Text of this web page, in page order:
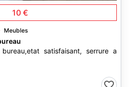
10 €
Meubles
satisfaisant, serrure a